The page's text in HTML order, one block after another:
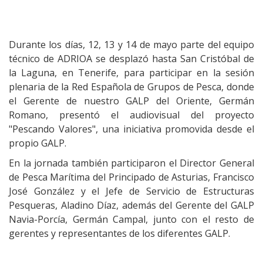
Durante los días, 12, 13 y 14 de mayo parte del equipo
técnico de ADRIOA se desplazó hasta San Cristóbal de
la Laguna, en Tenerife, para participar en la sesión
plenaria de la Red Española de Grupos de Pesca, donde
el Gerente de nuestro GALP del Oriente, Germán
Romano, presentó el audiovisual del proyecto
"Pescando Valores", una iniciativa promovida desde el
propio GALP.
En la jornada también participaron el Director General
de Pesca Marítima del Principado de Asturias, Francisco
José González y el Jefe de Servicio de Estructuras
Pesqueras, Aladino Díaz, además del Gerente del GALP
Navia-Porcía, Germán Campal, junto con el resto de
gerentes y representantes de los diferentes GALP.